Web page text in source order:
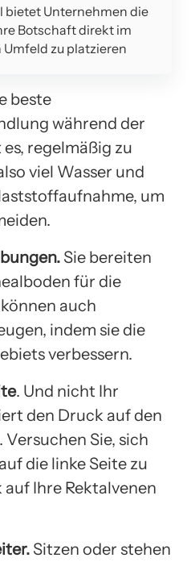
bietet Unternehmen die
Botschaft direkt im
zu platzieren
beste
während der
regelmäßig zu
viel Wasser und
um
. Sie bereiten
für die
auch
indem sie die
verbessern.
. Und nicht Ihr
den Druck auf den
Sie, sich
die linke Seite zu
Ihre Rektalvenen
Sitzen oder stehen